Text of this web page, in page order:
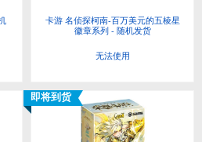
卡游 名侦探柯南-百万美元的五棱星
徽章系列 - 随机发货
无法使用
即将到货